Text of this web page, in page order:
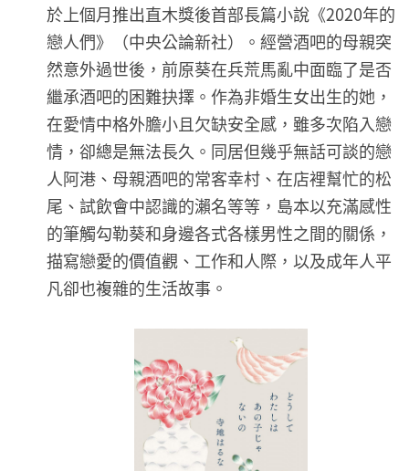
於上個月推出直木獎後首部長篇小說《2020年的
戀人們》（中央公論新社）。經營酒吧的母親突
然意外過世後，前原葵在兵荒馬亂中面臨了是否
繼承酒吧的困難抉擇。作為非婚生女出生的她，
在愛情中格外膽小且欠缺安全感，雖多次陷入戀
情，卻總是無法長久。同居但幾乎無話可談的戀
人阿港、母親酒吧的常客幸村、在店裡幫忙的松
尾、試飲會中認識的瀨名等等，島本以充滿感性
的筆觸勾勒葵和身邊各式各樣男性之間的關係，
描寫戀愛的價值觀、工作和人際，以及成年人平
凡卻也複雜的生活故事。